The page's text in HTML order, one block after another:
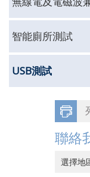
智能廁所測試
USB測試
聯絡
選擇地